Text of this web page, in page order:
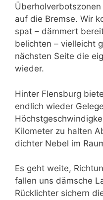
auf die Bremse. Wir
spat – dämmert
belichten – vielleicht
nächsten Seite die
wieder.
Hinter Flensburg
endlich wieder
Kilometer zu halten
dichter Nebel im
Es geht weite,
fallen uns dämsche
Rücklichter sichern